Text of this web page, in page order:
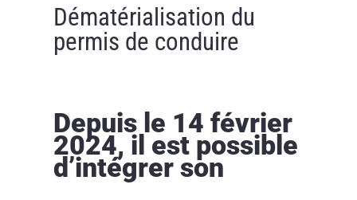
Dématérialisation du
permis de conduire
Depuis le 14 février
2024, il est possible
d’intégrer son